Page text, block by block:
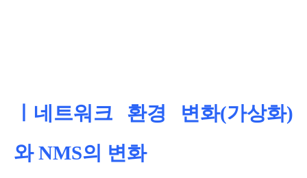
ㅣ네트워크 환경 변화(가상화)
와 NMS의 변화